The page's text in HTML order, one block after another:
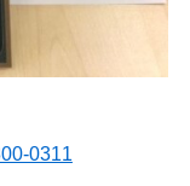
0311